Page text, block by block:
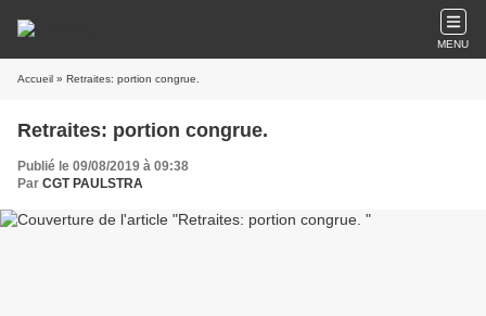
MENU
Accueil » Retraites: portion congrue.
Retraites: portion congrue.
Publié le 09/08/2019 à 09:38
Par CGT PAULSTRA